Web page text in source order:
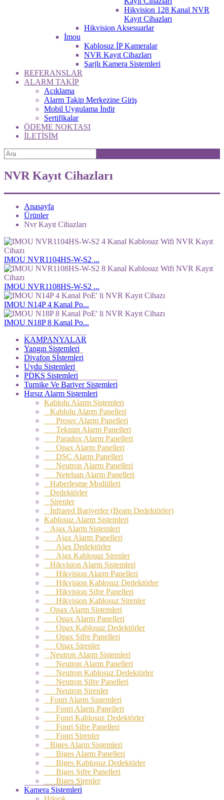
Hikvision 128 Kanal NVR
Kayıt Cihazları
Hikvision Aksesuarlar
İmou
Kablosuz İP Kameralar
NVR Kayıt Cihazları
Şarjlı Kamera Sistemleri
REFERANSLAR
ALARM TAKİP
Açıklama
Alarm Takip Merkezine Giriş
Mobil Uygulama İndir
Sertifikalar
ÖDEME NOKTASI
İLETİŞİM
NVR Kayıt Cihazları
Anasayfa
Ürünler
Nvr Kayıt Cihazları
IMOU NVR1104HS-W-S2 ...
IMOU NVR1108HS-W-S2 ...
IMOU N14P 4 Kanal Po...
IMOU N18P 8 Kanal Po...
KAMPANYALAR
Yangın Sistemleri
Diyafon Sİstemleri
Uydu Sistemleri
PDKS Sistemleri
Turnike Ve Bariyer Sistemleri
Hırsız Alarm Sistemleri
Kablolu Alarm Sistemleri
Kablolu Alarm Panelleri
Prosec Alarm Panelleri
Teknim Alarm Panelleri
Paradox Alarm Panelleri
Opax Alarm Panelleri
DSC Alarm Panelleri
Neutron Alarm Panelleri
Netelsan Alarm Panelleri
Haberleşme Modülleri
Dedektörler
Sirenler
İnfrared Bariyerler (Beam Dedektörler)
Kablosuz Alarm Sistemleri
Ajax Alarm Sistemleri
Ajax Alarm Panelleri
Ajax Dedektörler
Ajax Kablosuz Sirenler
Hikvision Alarm Sistemleri
Hikvision Alarm Panelleri
Hikvision Kablosuz Dedektörler
Hikvision Şifre Panelleri
Hikvision Kablosuz Sirenler
Opax Alarm Sistemleri
Opax Alarm Panelleri
Opax Kablosuz Dedektörler
Opax Şifre Panelleri
Opax Sirenler
Neutron Alarm Sistemleri
Neutron Alarm Panelleri
Neutron Kablosuz Dedektörler
Neutron Şifre Panelleri
Neutron Sirenler
Fonri Alarm Sistemleri
Fonri Alarm Panelleri
Fonri Kablosuz Dedektörler
Fonri Şifre Panelleri
Fonri Sirenler
Biges Alarm Sistemleri
Biges Alarm Panelleri
Biges Kablosuz Dedektörler
Biges Şifre Panelleri
Biges Sirenler
Kamera Sistemleri